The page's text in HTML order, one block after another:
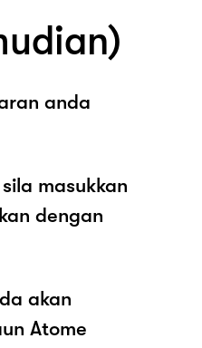
anda
masukkan
dengan
akan
Atome